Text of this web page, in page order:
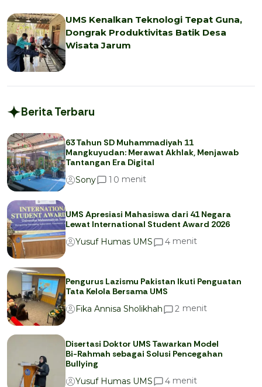
UMS Kenalkan Teknologi Tepat Guna,
Dongrak Produktivitas Batik Desa
Wisata Jarum
Berita Terbaru
63 Tahun SD Muhammadiyah 11
Mangkuyudan: Merawat Akhlak, Menjawab
Tantangan Era Digital
Sony
1 0 menit
UMS Apresiasi Mahasiswa dari 41 Negara
Lewat International Student Award 2026
Yusuf Humas UMS
4 menit
Pengurus Lazismu Pakistan Ikuti Penguatan
Tata Kelola Bersama UMS
Fika Annisa Sholikhah
2 menit
Disertasi Doktor UMS Tawarkan Model
Bi-Rahmah sebagai Solusi Pencegahan
Bullying
Yusuf Humas UMS
4 menit